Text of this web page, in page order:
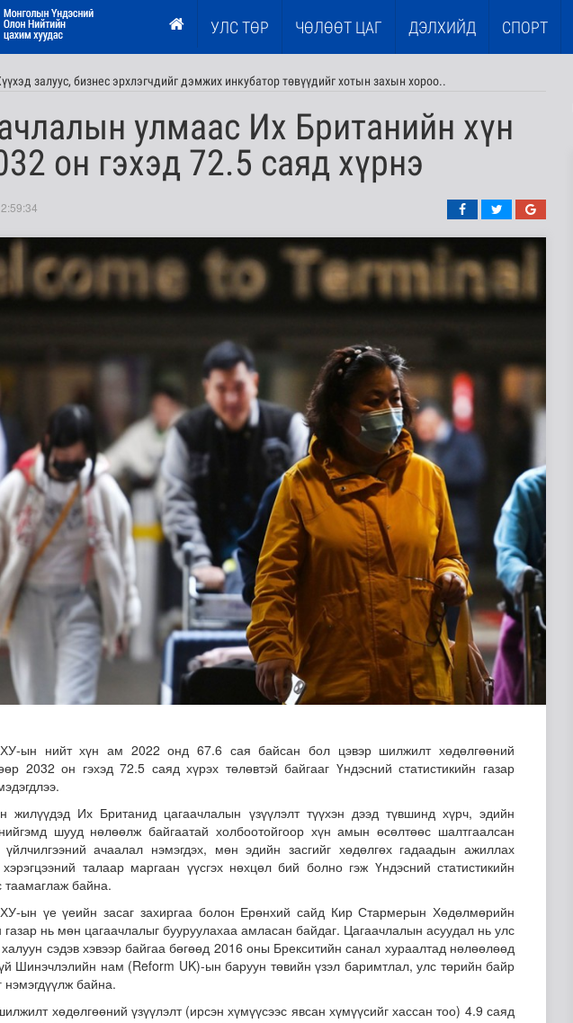
УЛС ТӨР ЧӨЛӨӨТ ЦАГ ДЭЛХИЙД СПОРТ
залуус, бизнес эрхлэгчдийг дэмжих инкубатор төвүүдийг хотын захын хороо..
Сүхбаатар суманд баригдаж буй 70 МВт-ын хүчин чадалтай ДЦС-ын технологийн анхн..
тосны агуулахууд эхнээсээ ашиглалтад ороход бэлэн болжээ
улмаас Их Британийн хүн
он гэхэд 72.5 саяд хүрнэ
ын нийт хүн ам 2022 онд 67.6 сая байсан бол цэвэр шилжилт хөдөлгөөний
2032 он гэхэд 72.5 саяд хүрэх төлөвтэй байгааг Үндэсний статистикийн газар
жилүүдэд Их Британид цагаачлалын үзүүлэлт түүхэн дээд түвшинд хүрч, эдийн
шууд нөлөөлж байгаатай холбоотойгоор хүн амын өсөлтөөс шалтгаалсан
үйлчилгээний ачаалал нэмэгдэх, мөн эдийн засгийг хөдөлгөх гадаадын ажиллах
талаар маргаан үүсгэх нөхцөл бий болно гэж Үндэсний статистикийн
таамаглаж байна.
ын үе үеийн засаг захиргаа болон Ерөнхий сайд Кир Стармерын Хөдөлмөрийн
газар нь мөн цагаачлалыг бууруулахаа амласан байдаг. Цагаачлалын асуудал нь улс
сэдэв хэвээр байгаа бөгөөд 2016 оны Брекситийн санал хураалтад нөлөөлөөд
Шинэчлэлийн нам (Reform UK)-ын баруун төвийн үзэл баримтлал, улс төрийн байр
нэмэгдүүлж байна.
хөдөлгөөний үзүүлэлт (ирсэн хүмүүсээс явсан хүмүүсийг хассан тоо) 4.9 саяд